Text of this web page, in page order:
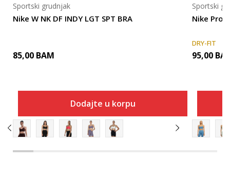
Nike W NK DF INDY LGT SPT BRA
Sportski grudnjak
85,00 BAM
Dodajte u korpu
Nike Pro
Sportski
DRY-FIT
95,00